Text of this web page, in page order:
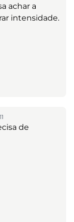
achar a
intensidade.
de